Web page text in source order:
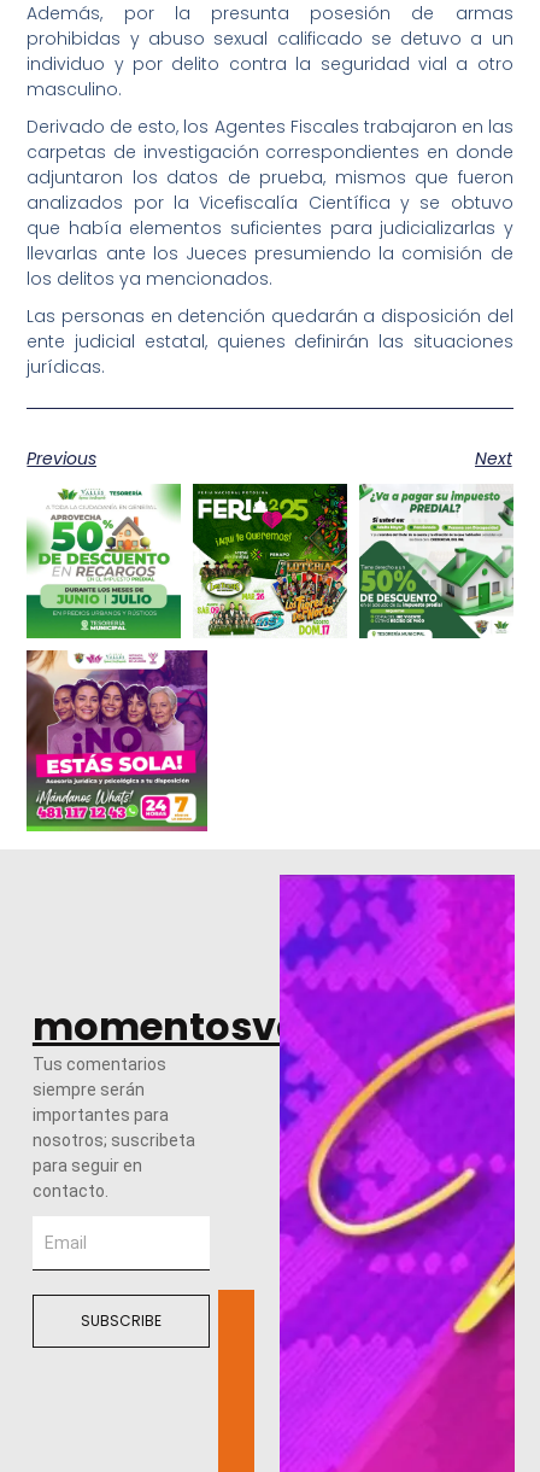
Además, por la presunta posesión de armas
prohibidas y abuso sexual calificado se detuvo a un
individuo y por delito contra la seguridad vial a otro
masculino.
Derivado de esto, los Agentes Fiscales trabajaron en las
carpetas de investigación correspondientes en donde
adjuntaron los datos de prueba, mismos que fueron
analizados por la Vicefiscalía Científica y se obtuvo
que había elementos suficientes para judicializarlas y
llevarlas ante los Jueces presumiendo la comisión de
los delitos ya mencionados.
Las personas en detención quedarán a disposición del
ente judicial estatal, quienes definirán las situaciones
jurídicas.
Previous Next
momentosvalles.com
Tus comentarios
siempre serán
importantes para
nosotros; suscribeta
para seguir en
contacto.
SUBSCRIBE